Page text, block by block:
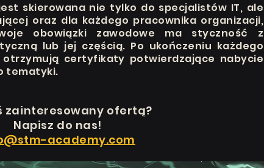
skierowana nie tylko do specjalistów IT, ale
oraz dla każdego pracownika organizacji,
obowiązki zawodowe ma styczność z
lub jej częścią. Po ukończeniu każdego
otrzymują certyfikaty potwierdzające nabycie
tematyki.
zainteresowany ofertą?
Napisz do nas!
academy.com